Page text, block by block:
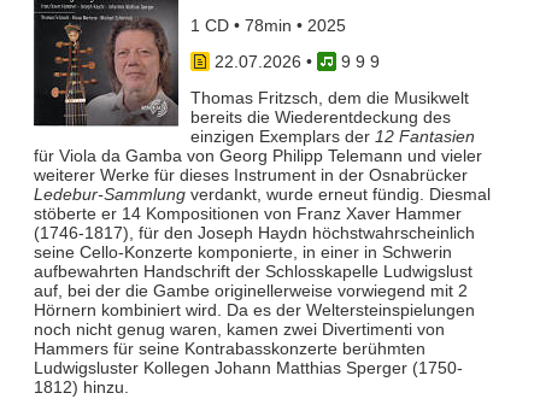
1 CD • 78min • 2025
22.07.2026 •
9 9 9
Thomas Fritzsch, dem die Musikwelt
bereits die Wiederentdeckung des
einzigen Exemplars der 12 Fantasien
für Viola da Gamba von Georg Philipp Telemann und vieler
weiterer Werke für dieses Instrument in der Osnabrücker
Ledebur-Sammlungverdankt, wurde erneut fündig. Diesmal
stöberte er 14 Kompositionen von Franz Xaver Hammer
(1746-1817), für den Joseph Haydn höchstwahrscheinlich
seine Cello-Konzerte komponierte, in einer in Schwerin
aufbewahrten Handschrift der Schlosskapelle Ludwigslust
auf, bei der die Gambe originellerweise vorwiegend mit 2
Hörnern kombiniert wird. Da es der Weltersteinspielungen
noch nicht genug waren, kamen zwei Divertimenti von
Hammers für seine Kontrabasskonzerte berühmten
Ludwigsluster Kollegen Johann Matthias Sperger (1750-
1812) hinzu.